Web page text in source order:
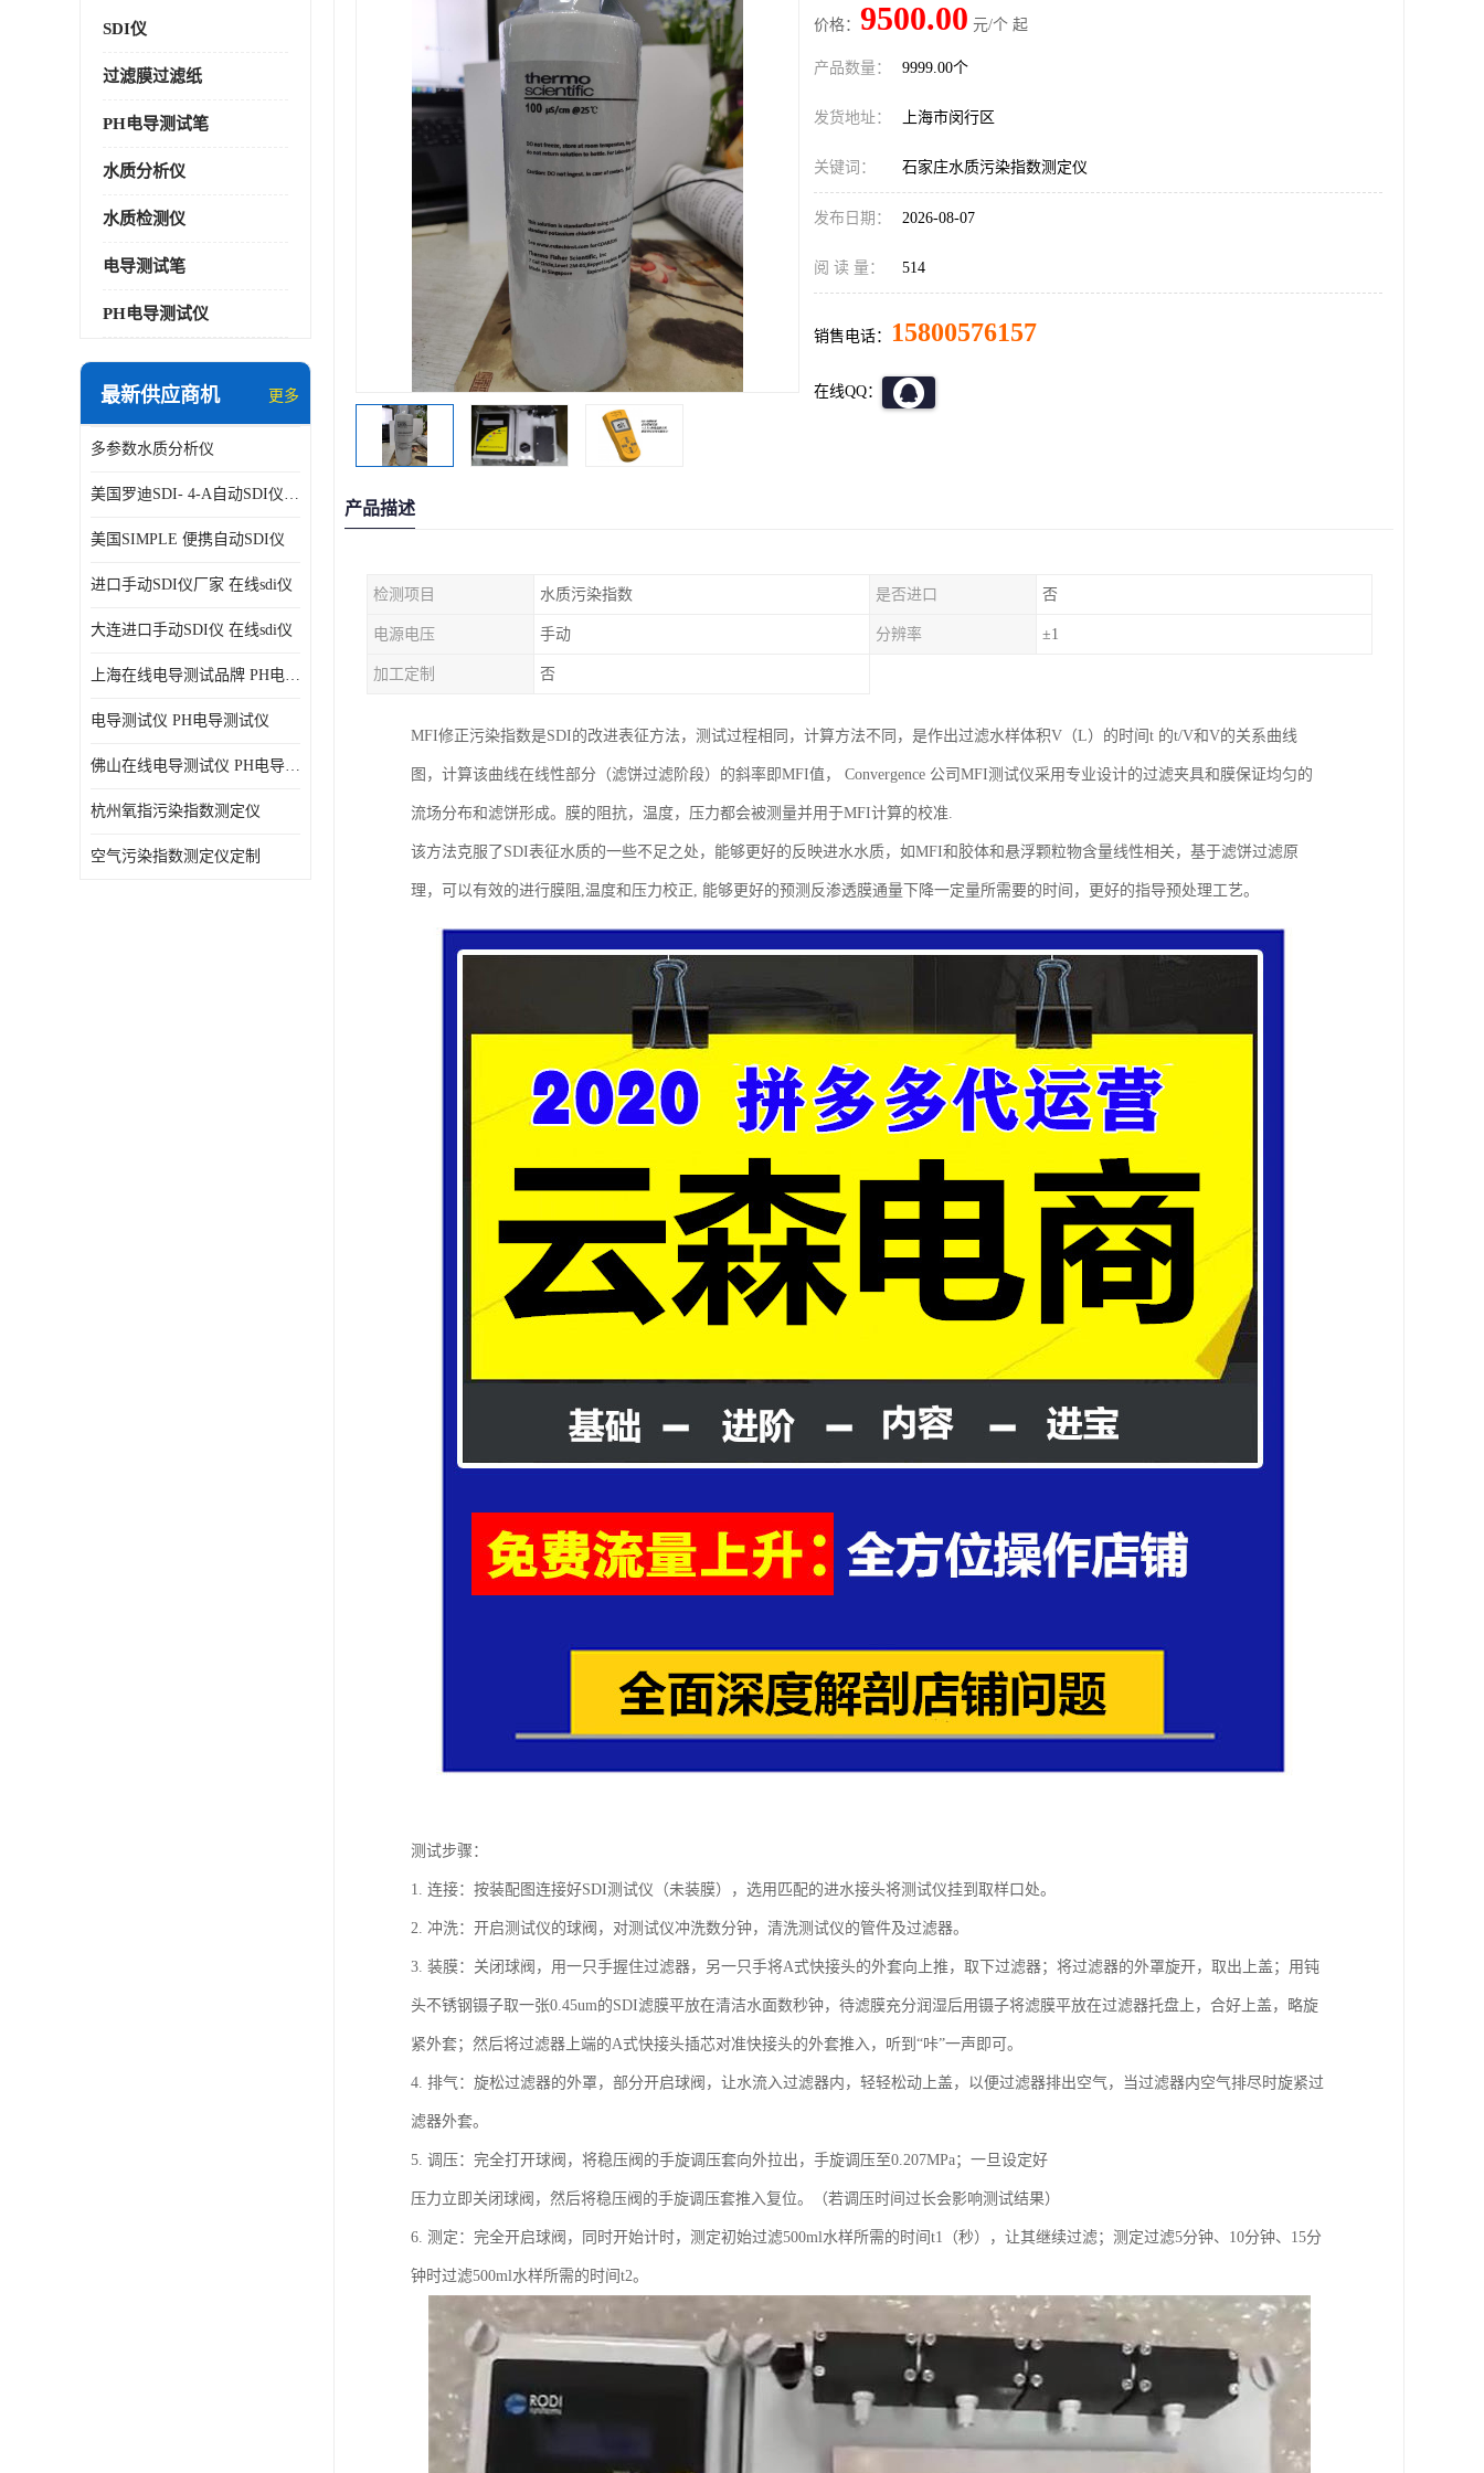
SDI仪
过滤膜过滤纸
PH电导测试笔
水质分析仪
水质检测仪
电导测试笔
PH电导测试仪
最新供应商机 更多
多参数水质分析仪
美国罗迪SDI- 4-A自动SDI仪在线分析仪污染指数仪
美国SIMPLE 便携自动SDI仪
进口手动SDI仪厂家 在线sdi仪
大连进口手动SDI仪 在线sdi仪
上海在线电导测试品牌 PH电导测试仪
电导测试仪 PH电导测试仪
佛山在线电导测试仪 PH电导测试仪
杭州氧指污染指数测定仪
空气污染指数测定仪定制
价格： 9500.00 元/个 起
产品数量： 9999.00个
发货地址： 上海市闵行区
关键词： 石家庄水质污染指数测定仪
发布日期： 2026-08-07
阅 读 量： 514
销售电话： 15800576157
在线QQ：
产品描述
检测项目 水质污染指数 是否进口 否
电源电压 手动 分辨率 ±1
加工定制 否
MFI修正污染指数是SDI的改进表征方法，测试过程相同，计算方法不同，是作出过滤水样体积V（L）的时间t 的t/V和V的关系曲线
图，计算该曲线在线性部分（滤饼过滤阶段）的斜率即MFI值， Convergence 公司MFI测试仪采用专业设计的过滤夹具和膜保证均匀的
流场分布和滤饼形成。膜的阻抗，温度，压力都会被测量并用于MFI计算的校准.
该方法克服了SDI表征水质的一些不足之处，能够更好的反映进水水质，如MFI和胶体和悬浮颗粒物含量线性相关，基于滤饼过滤原
理，可以有效的进行膜阻,温度和压力校正, 能够更好的预测反渗透膜通量下降一定量所需要的时间，更好的指导预处理工艺。
测试步骤：
1. 连接：按装配图连接好SDI测试仪（未装膜），选用匹配的进水接头将测试仪挂到取样口处。
2. 冲洗：开启测试仪的球阀，对测试仪冲洗数分钟，清洗测试仪的管件及过滤器。
3. 装膜：关闭球阀，用一只手握住过滤器，另一只手将A式快接头的外套向上推，取下过滤器；将过滤器的外罩旋开，取出上盖；用钝
头不锈钢镊子取一张0.45um的SDI滤膜平放在清洁水面数秒钟，待滤膜充分润湿后用镊子将滤膜平放在过滤器托盘上，合好上盖，略旋
紧外套；然后将过滤器上端的A式快接头插芯对准快接头的外套推入，听到“咔”一声即可。
4. 排气：旋松过滤器的外罩，部分开启球阀，让水流入过滤器内，轻轻松动上盖，以便过滤器排出空气，当过滤器内空气排尽时旋紧过
滤器外套。
5. 调压：完全打开球阀，将稳压阀的手旋调压套向外拉出，手旋调压至0.207MPa；一旦设定好
压力立即关闭球阀，然后将稳压阀的手旋调压套推入复位。（若调压时间过长会影响测试结果）
6. 测定：完全开启球阀，同时开始计时，测定初始过滤500ml水样所需的时间t1（秒），让其继续过滤；测定过滤5分钟、10分钟、15分
钟时过滤500ml水样所需的时间t2。